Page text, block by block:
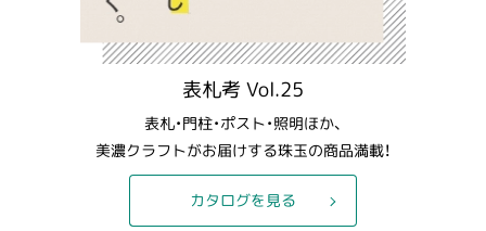
表札考 Vol.25
表札・門柱・ポスト・照明ほか、
美濃クラフトがお届けする珠玉の商品満載！
カタログを見る